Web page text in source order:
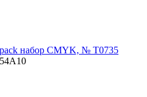
набор CMYK, № T0735